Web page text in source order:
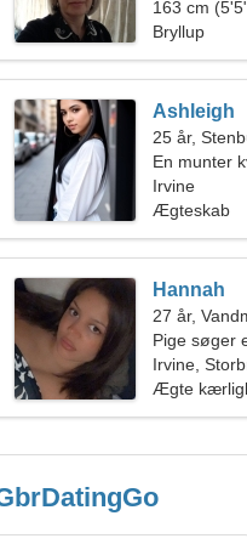
163 cm
Bryllup
Ashleigh
25 år,
En munter
forhold
Irvine
Ægteskab
Hannah
27 år,
Pige søger
Irvine,
Ægte